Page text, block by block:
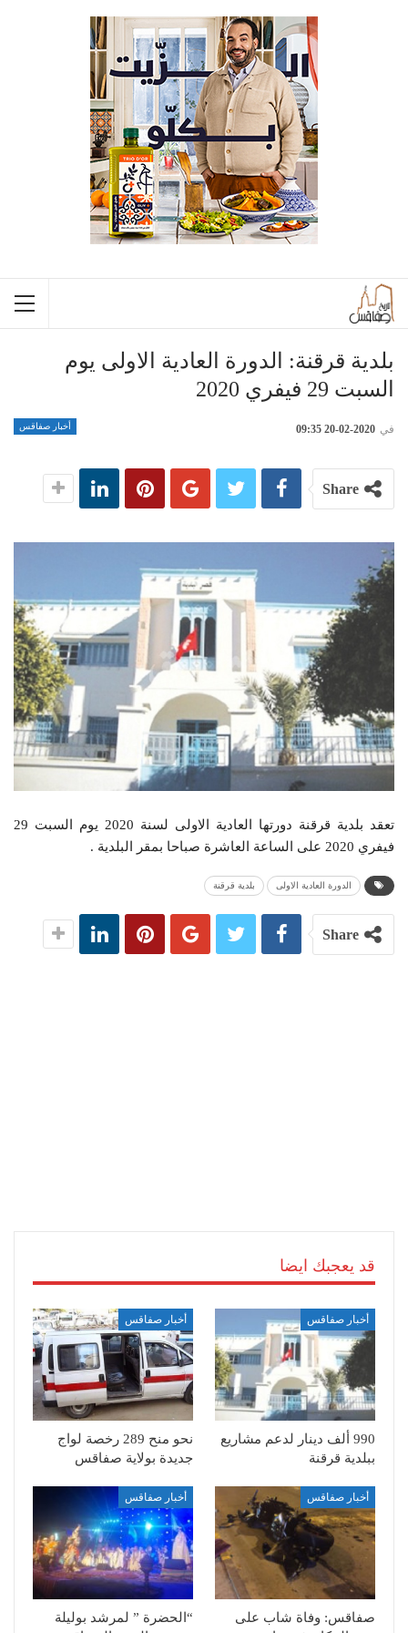
بلدية قرقنة: الدورة العادية الاولى يوم
السبت 29 فيفري 2020
أخبار صفاقس في 2020-02-20 09:35
Share
تعقد بلدية قرقنة دورتها العادية الاولى لسنة 2020 يوم السبت 29
فيفري 2020 على الساعة العاشرة صباحا بمقر البلدية .
الدورة العادية الاولى بلدية قرقنة
Share
قد يعجبك ايضا
أخبار صفاقس
990 ألف دينار لدعم مشاريع
ببلدية قرقنة
أخبار صفاقس
نحو منح 289 رخصة لواج
جديدة بولاية صفاقس
أخبار صفاقس
صفاقس: وفاة شاب على
أخبار صفاقس
“الحضرة ” لمرشد بوليلة